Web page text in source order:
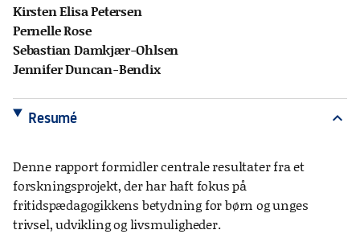
Kirsten Elisa Petersen
Pernelle Rose
Sebastian Damkjær-Ohlsen
Jennifer Duncan-Bendix
Resumé expand_more
Denne rapport formidler centrale resultater fra et
forskningsprojekt, der har haft fokus på
fritidspædagogikkens betydning for børn og unges
trivsel, udvikling og livsmuligheder.